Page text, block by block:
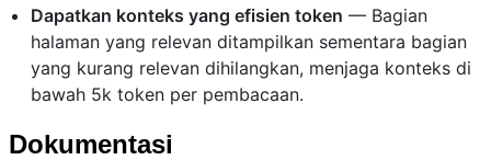
Dapatkan konteks yang efisien token — Bagian
halaman yang relevan ditampilkan sementara bagian
yang kurang relevan dihilangkan, menjaga konteks di
bawah 5k token per pembacaan.
Dokumentasi